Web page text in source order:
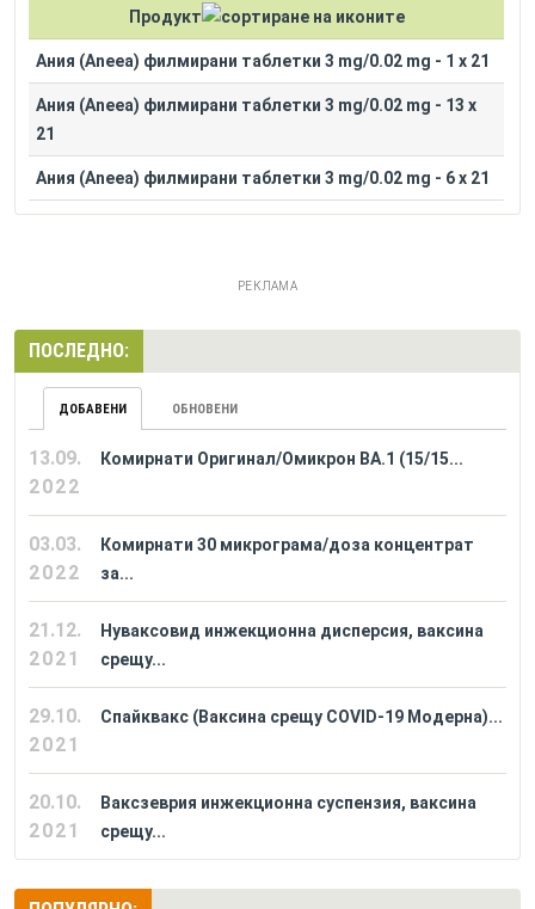
Продукт
Ания (Aneea) филмирани таблетки 3 mg/0.02 mg - 1 x 21
Ания (Aneea) филмирани таблетки 3 mg/0.02 mg - 13 x
21
Ания (Aneea) филмирани таблетки 3 mg/0.02 mg - 6 x 21
РЕКЛАМА
ПОСЛЕДНО:
ДОБАВЕНИ ОБНОВЕНИ
13.09.
2022
Комирнати Оригинал/Омикрон BA.1 (15/15...
03.03.
2022
Комирнати 30 микрограма/доза концентрат
за...
21.12.
2021
Нуваксовид инжекционна дисперсия, ваксина
срещу...
29.10.
2021
Спайквакс (Ваксина срещу COVID-19 Модерна)...
20.10.
2021
Ваксзеврия инжекционна суспензия, ваксина
срещу...